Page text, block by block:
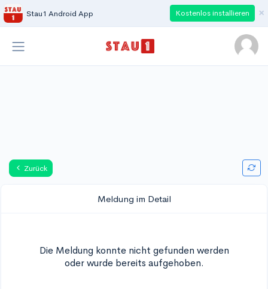
Stau1 Android App Kostenlos installieren ×
Zurück
Meldung im Detail
Die Meldung konnte nicht gefunden werden
oder wurde bereits aufgehoben.